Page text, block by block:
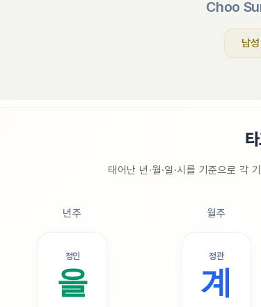
Choo
남
태어난 년·월·일·시를 기준으로 각
월주
정관
계
년주
정인
을